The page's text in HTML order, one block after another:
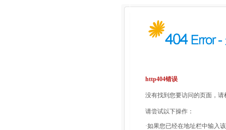
http404错误
没有找到您要访问的页面，
请尝试以下操作：
·如果您已经在地址栏中输入